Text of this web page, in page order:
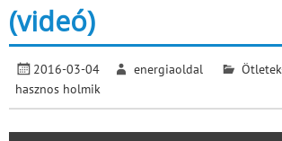
(videó)
2016-03-04 energiaoldal
hasznos holmik